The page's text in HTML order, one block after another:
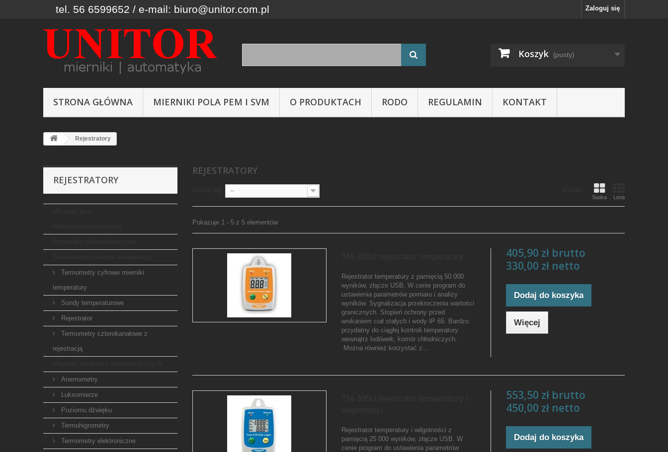
tel. 56 6599652 / e-mail: biuro@unitor.com.pl Zaloguj się
Koszyk (pusty)
STRONA GŁÓWNA MIERNIKI POLA PEM I SVM O PRODUKTACH RODO REGULAMIN KONTAKT
Rejestratory
REJESTRATORY
Termometry cyfrowe mierniki
temperatury
Sondy temperaturowe
Rejestrator
Termometry czterokanałowe z
rejestracją
Anemometry
Luksomierze
Poziomu dźwięku
Termohigrometry
Termometry elektroniczne
REJESTRATORY
Siatka Lista
--
Pokazuje 1 - 5 z 5 elementów
Rejestrator temperatury z pamięcią 50 000
wyników, złącze USB. W cenie program do
ustawienia parametrów pomiaru i analizy
wyników. Sygnalizacja przekroczenia wartości
granicznych. Stopień ochrony przed
wnikaniem ciał stałych i wody IP 65. Bardzo
przydatny do ciągłej kontroli temperatury
wewnątrz lodówek, komór chłodniczych.
Można również korzystać z...
405,90 zł brutto
330,00 zł netto
Dodaj do koszyka
Więcej
Rejestrator temperatury i wilgotności z
pamięcią 25 000 wyników, złącze USB. W
cenie program do ustawienia parametrów
553,50 zł brutto
450,00 zł netto
Dodaj do koszyka